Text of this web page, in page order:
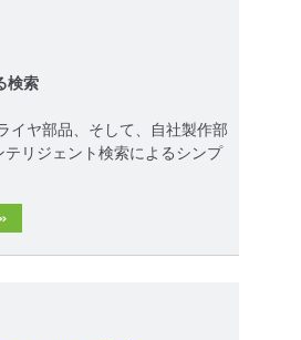
検索
イヤ部品、そして、自社製作部
テリジェント検索によるシンプ
»